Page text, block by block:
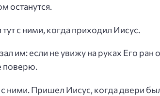
останутся.
с ними, когда приходил Иисус.
им: если не увижу на руках Его ран
поверю.
Пришел Иисус, когда двери